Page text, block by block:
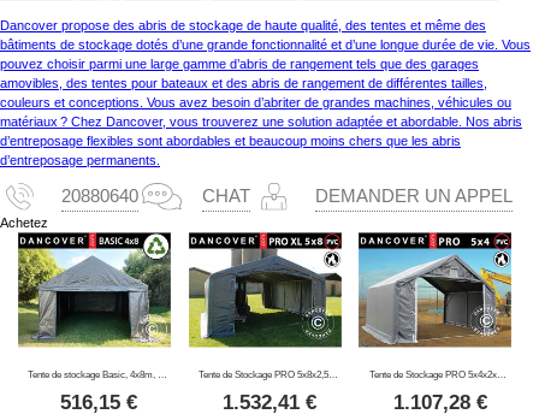
Dancover propose des abris de stockage de haute qualité, des tentes et même des
bâtiments de stockage dotés d’une grande fonctionnalité et d’une longue durée de vie. Vous
pouvez choisir parmi une large gamme d’abris de rangement tels que des garages
amovibles, des tentes pour bateaux et des abris de rangement de différentes tailles,
couleurs et conceptions. Vous avez besoin d’abriter de grandes machines, véhicules ou
matériaux ? Chez Dancover, vous trouverez une solution adaptée et abordable. Nos abris
d’entreposage flexibles sont abordables et beaucoup moins chers que les abris
d’entreposage permanents.
20880640 CHAT DEMANDER UN APPEL
Achetez
516,15 € 1.532,41€
Tente de Stockage PRO 5x4x2x3,39m, PVC, Gris
1.107,28€